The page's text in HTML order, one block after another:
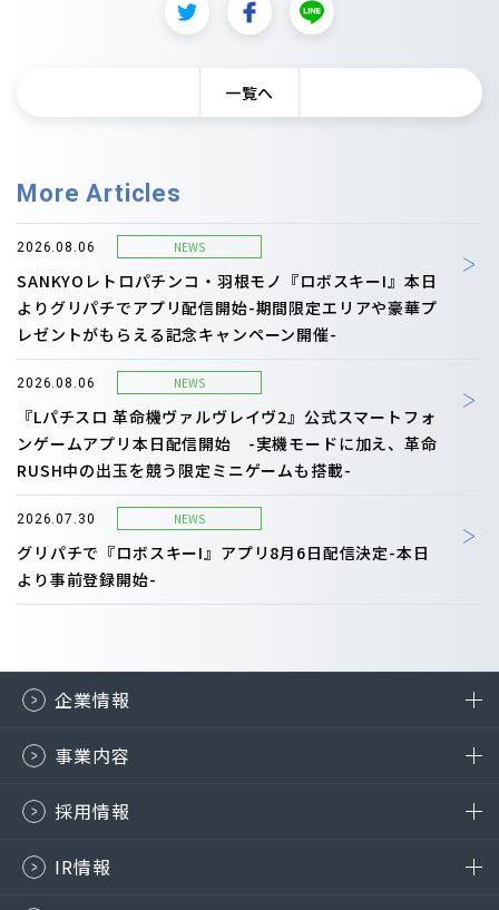
一覧へ
More Articles
2026.08.06 NEWS
SANKYOレトロパチンコ・羽根モノ『ロボスキーI』本日
よりグリパチでアプリ配信開始-期間限定エリアや豪華プ
レゼントがもらえる記念キャンペーン開催-
2026.08.06 NEWS
『Lパチスロ 革命機ヴァルヴレイヴ2』公式スマートフォ
ンゲームアプリ本日配信開始 -実機モードに加え、革命
RUSH中の出玉を競う限定ミニゲームも搭載-
2026.07.30 NEWS
グリパチで『ロボスキーI』アプリ8月6日配信決定-本日
より事前登録開始-
企業情報
事業内容
採用情報
IR情報